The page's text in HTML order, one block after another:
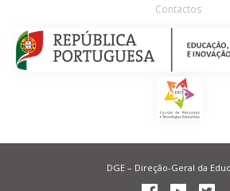
Contactos
DGE – Direção-Geral da